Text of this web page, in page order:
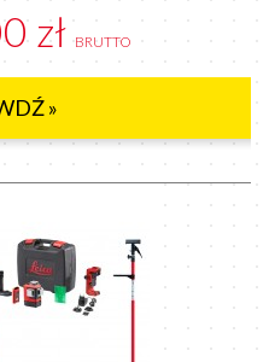
zł BRUTTO
»